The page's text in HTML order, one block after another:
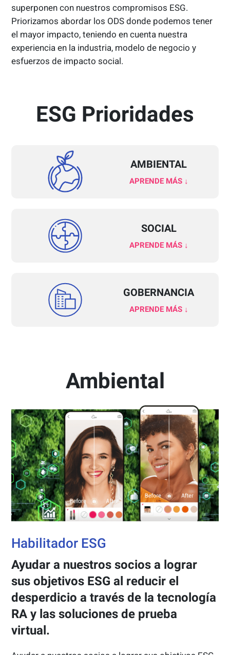
superponen con nuestros compromisos ESG.
Priorizamos abordar los ODS donde podemos tener
el mayor impacto, teniendo en cuenta nuestra
experiencia en la industria, modelo de negocio y
esfuerzos de impacto social.
ESG Prioridades
AMBIENTAL
APRENDE MÁS ↓
SOCIAL
APRENDE MÁS ↓
GOBERNANCIA
APRENDE MÁS ↓
Ambiental
Habilitador ESG
Ayudar a nuestros socios a lograr
sus objetivos ESG al reducir el
desperdicio a través de la tecnología
RA y las soluciones de prueba
virtual.